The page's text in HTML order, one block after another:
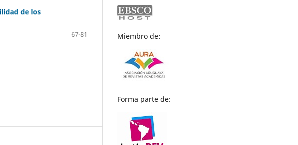
de los
67-81
Miembro de:
Forma parte de: